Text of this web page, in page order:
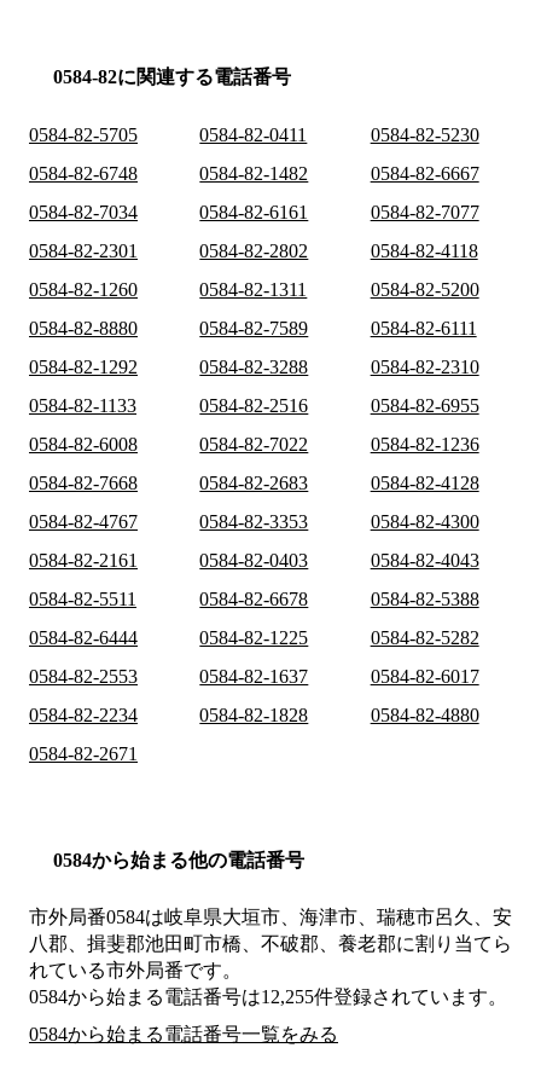
0584-82に関連する電話番号
0584-82-5705 0584-82-0411
0584-82-5230
0584-82-6748
0584-82-1482
0584-82-6667
0584-82-7034
0584-82-6161
0584-82-7077
0584-82-2301
0584-82-2802
0584-82-4118
0584-82-1260
0584-82-1311
0584-82-5200
0584-82-8880
0584-82-7589
0584-82-6111
0584-82-1292
0584-82-3288
0584-82-2310
0584-82-1133
0584-82-2516
0584-82-6955
0584-82-6008
0584-82-7022
0584-82-1236
0584-82-7668
0584-82-2683
0584-82-4128
0584-82-4767
0584-82-3353
0584-82-4300
0584-82-2161
0584-82-0403
0584-82-4043
0584-82-5511
0584-82-6678
0584-82-5388
0584-82-6444
0584-82-1225
0584-82-5282
0584-82-2553
0584-82-1637
0584-82-6017
0584-82-2234
0584-82-1828
0584-82-4880
0584-82-2671
0584から始まる他の電話番号
市外局番0584は岐阜県大垣市、海津市、瑞穂市呂久、安
八郡、揖斐郡池田町市橋、不破郡、養老郡に割り当てら
れている市外局番です。
0584から始まる電話番号は12,255件登録されています。
0584から始まる電話番号一覧をみる